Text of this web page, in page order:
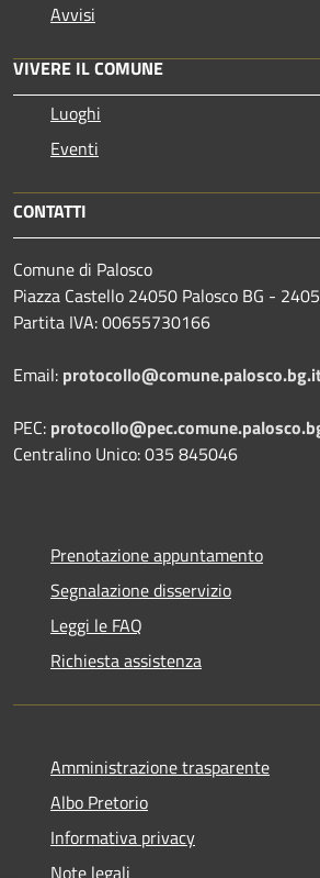
Avvisi
VIVERE IL COMUNE
Luoghi
Eventi
CONTATTI
Comune di Palosco
Piazza Castello 24050 Palosco BG -
Partita IVA: 00655730166
Email:
PEC:
Centralino Unico: 035 845046
Prenotazione appuntamento
Segnalazione disservizio
Leggi le FAQ
Richiesta assistenza
Amministrazione trasparente
Albo Pretorio
Informativa privacy
Note legali